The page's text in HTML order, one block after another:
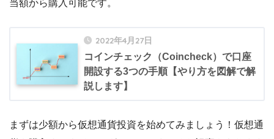
当額から購入可能です。
2022年4月27日
コインチェック（Coincheck）で口座
開設する3つの手順【やり方を図解で解
説します】
まずは少額から仮想通貨投資を始めてみましょう！仮想通